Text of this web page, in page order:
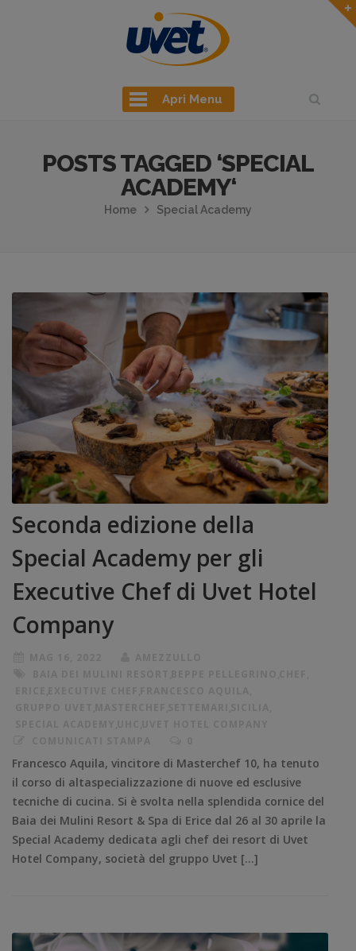
Apri Menu
POSTS TAGGED ‘SPECIAL
ACADEMY‘
Home Special Academy
Seconda edizione della
Special Academy per gli
Executive Chef di Uvet Hotel
Company
Francesco Aquila, vincitore di Masterchef 10, ha tenuto
il corso di altaspecializzazione di nuove ed esclusive
tecniche di cucina. Si è svolta nella splendida cornice del
Baia dei Mulini Resort & Spa di Erice dal 26 al 30 aprile la
Special Academy dedicata agli chef dei resort di Uvet
Hotel Company, società del gruppo Uvet […]